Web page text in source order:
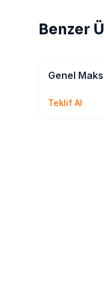
Benzer
İSG & Levha
Genel
Teklif Al